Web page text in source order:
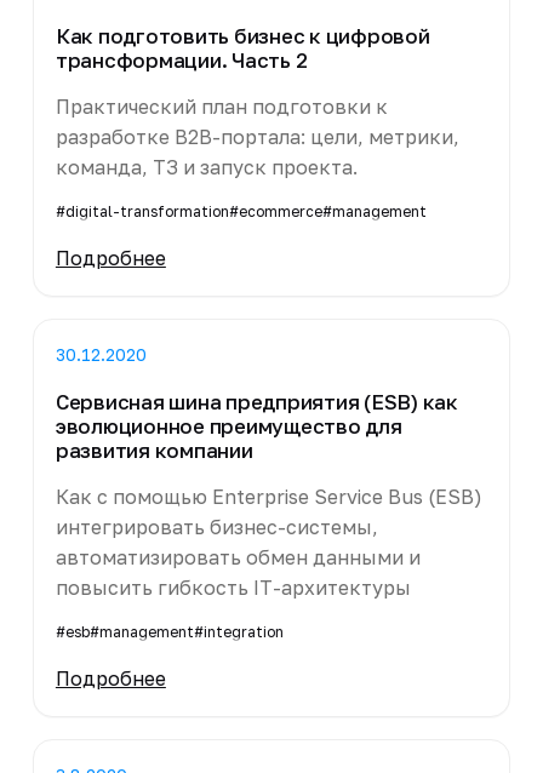
Как подготовить бизнес к цифровой
трансформации. Часть 2
Практический план подготовки к
разработке B2B-портала: цели, метрики,
команда, ТЗ и запуск проекта.
#digital-transformation#ecommerce#management
Подробнее
30.12.2020
Сервисная шина предприятия (ESB) как
эволюционное преимущество для
развития компании
Как с помощью Enterprise Service Bus (ESB)
интегрировать бизнес-системы,
автоматизировать обмен данными и
повысить гибкость IT-архитектуры
#esb#management#integration
Подробнее